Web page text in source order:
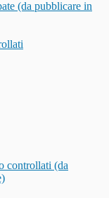
(da pubblicare in
controllati (da